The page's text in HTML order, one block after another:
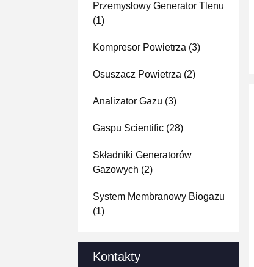
Przemysłowy Generator Tlenu
(1)
Kompresor Powietrza (3)
Osuszacz Powietrza (2)
Analizator Gazu (3)
Gaspu Scientific (28)
Składniki Generatorów
Gazowych (2)
System Membranowy Biogazu
(1)
Kontakty